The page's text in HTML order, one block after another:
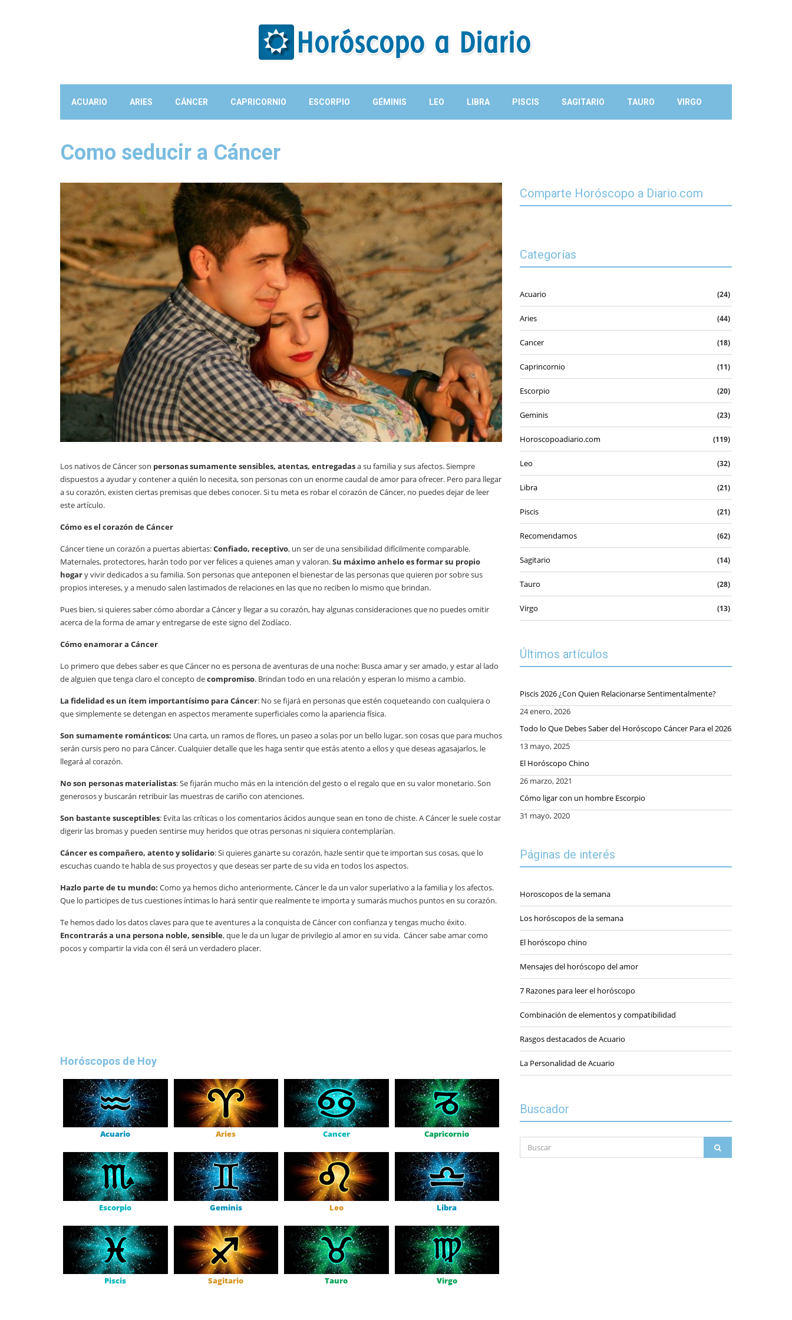
ACUARIO ARIES CÁNCER CAPRICORNIO ESCORPIO GÉMINIS LEO LIBRA PISCIS SAGITARIO TAURO VIRGO
Como seducir a Cáncer
Los nativos de Cáncer son personas sumamente sensibles, atentas, entregadasa su familia ysus afectos. Siempre
dispuestos a ayudar y contener a quién lo necesita, son personas con un enorme caudal de amor para ofrecer. Pero para llegar
a su corazón, existen ciertas premisas que debes conocer. Si tu meta es robar el corazón de Cáncer, no puedes dejar de leer
este artículo.
Cómo es el corazón de Cáncer
Cáncer tiene un corazón a puertas abiertas:Confiado, receptivo, un ser de una sensibilidad difícilmente comparable.
Maternales, protectores, harán todo por ver felices a quienes aman y valoran.Su máximo anhelo es formar su propio
hogary vivir dedicados a su familia.Son personas que anteponen el bienestar de las personas que quieren por sobre sus
propios intereses, y a menudo salen lastimados de relaciones en las que no reciben lo mismo que brindan.
Pues bien, si quieres saber cómo abordar a Cáncer y llegar a su corazón, hay algunas consideraciones que no puedes omitir
acerca de la forma de amar y entregarse de este signo del Zodíaco.
Cómo enamorar a Cáncer
Lo primero que debes saber es que Cáncer no es persona de aventuras de una noche: Busca amar y ser amado, y estar al lado
de alguien que tenga claro el concepto decompromiso. Brindan todo en una relación y esperan lo mismo a cambio.
La fidelidad es un ítem importantísimo para Cáncer: No se fijará en personas que estén coqueteando con cualquiera o
que simplemente se detengan en aspectos meramente superficiales como la apariencia física.
Son sumamente románticos: Una carta, un ramos de flores, un paseo a solas por un bello lugar, son cosas que para muchos
serán cursis pero no para Cáncer. Cualquier detalle que les haga sentir que estás atento a ellos y que deseas agasajarlos, le
llegará al corazón.
No son personas materialistas: Se fijarán mucho más en la intención del gesto o el regalo que en su valor monetario. Son
generosos y buscarán retribuir las muestras de cariño con atenciones.
Son bastante susceptibles: Evita las críticas o los comentarios ácidos aunque sean en tono de chiste. A Cáncer le suele costar
digerir las bromas y pueden sentirse muy heridos que otras personas ni siquiera contemplarían.
Cáncer es compañero, atento y solidario: Si quieres ganarte su corazón, hazle sentir que te importan sus cosas, que lo
escuchas cuando te habla de sus proyectos y que deseas ser parte de su vida en todos los aspectos.
Hazlo parte de tu mundo: Como ya hemos dicho anteriormente, Cáncer le da un valor superlativo a la familia y los afectos.
Que lo participes de tus cuestiones íntimas lo hará sentir que realmente te importa y sumarás muchos puntos en su corazón.
Te hemos dado los datos claves para que te aventures a la conquista de Cáncer con confianza y tengas mucho éxito.
Encontrarás a una persona noble, sensible, que le da un lugar de privilegio al amor en su vida. Cáncer sabe amar como
pocos y compartir la vida con él será un verdadero placer.
Horóscopos de Hoy
Acuario Aries Cancer Capricornio
Escorpio Geminis Leo Libra
Piscis Sagitario Tauro Virgo
Comparte Horóscopo a Diario.com
Categorías
Acuario (24)
Aries (44)
Cancer (18)
Caprincornio (11)
Escorpio (20)
Geminis (23)
Horoscopoadiario.com (119)
Leo (32)
Libra (21)
Piscis (21)
Recomendamos (62)
Sagitario (14)
Tauro (28)
Virgo (13)
Últimos artículos
Piscis 2026 ¿Con Quien Relacionarse Sentimentalmente?
24 enero, 2026
Todo lo Que Debes Saber del Horóscopo Cáncer Para el 2026
13 mayo, 2025
El Horóscopo Chino
26 marzo, 2021
Cómo ligar con un hombre Escorpio
31 mayo, 2020
Páginas de interés
Horoscopos de la semana
Los horóscopos de la semana
El horóscopo chino
Mensajes del horóscopo del amor
7 Razones para leer el horóscopo
Combinación de elementos y compatibilidad
Rasgos destacados de Acuario
La Personalidad de Acuario
Buscador
Buscar
por: